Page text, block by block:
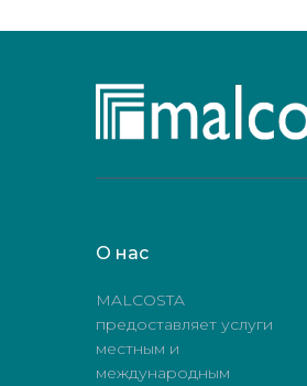
О нас
MALCOSTA
предоставляет услуги
местным и
международным